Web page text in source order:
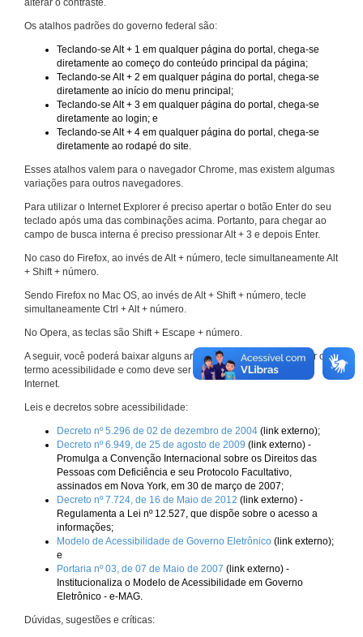
alterar o contraste.
Os atalhos padrões do governo federal são:
Teclando-se Alt + 1 em qualquer página do portal, chega-se
diretamente ao começo do conteúdo principal da página;
Teclando-se Alt + 2 em qualquer página do portal, chega-se
diretamente ao início do menu principal;
Teclando-se Alt + 3 em qualquer página do portal, chega-se
diretamente ao login; e
Teclando-se Alt + 4 em qualquer página do portal, chega-se
diretamente ao rodapé do site.
Esses atalhos valem para o navegador Chrome, mas existem algumas
variações para outros navegadores.
Para utilizar o Internet Explorer é preciso apertar o botão Enter do seu
teclado após uma das combinações acima. Portanto, para chegar ao
campo de busca interna é preciso pressionar Alt + 3 e depois Enter.
No caso do Firefox, ao invés de Alt + número, tecle simultaneamente Alt
+ Shift + número.
Sendo Firefox no Mac OS, ao invés de Alt + Shift + número, tecle
simultaneamente Ctrl + Alt + número.
No Opera, as teclas são Shift + Escape + número.
A seguir, você poderá baixar alguns arquivos que explicam melhor o
termo acessibilidade e como deve ser implementado nos sites da
Internet.
Leis e decretos sobre acessibilidade:
Decreto nº 5.296 de 02 de dezembro de 2004 (link externo);
Decreto nº 6.949, de 25 de agosto de 2009 (link externo) -
Promulga a Convenção Internacional sobre os Direitos das
Pessoas com Deficiência e seu Protocolo Facultativo,
assinados em Nova York, em 30 de março de 2007;
Decreto nº 7.724, de 16 de Maio de 2012 (link externo) -
Regulamenta a Lei nº 12.527, que dispõe sobre o acesso a
informações;
Modelo de Acessibilidade de Governo Eletrônico (link externo);
e
Portaria nº 03, de 07 de Maio de 2007 (link externo) -
Institucionaliza o Modelo de Acessibilidade em Governo
Eletrônico - e-MAG.
Dúvidas, sugestões e críticas: